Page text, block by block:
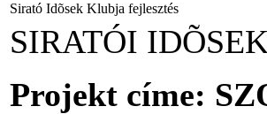
Sirató Idõsek Klubja fejlesztés
SIRATÓI
Projekt címe: